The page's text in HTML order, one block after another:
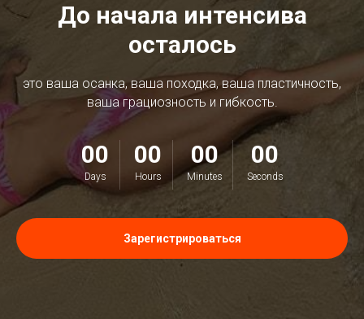
До начала интенсива
осталось
это ваша осанка, ваша походка, ваша пластичность,
ваша грациозность и гибкость.
00
Days
00
Hours
00
Minutes
00
Seconds
Зарегистрироваться